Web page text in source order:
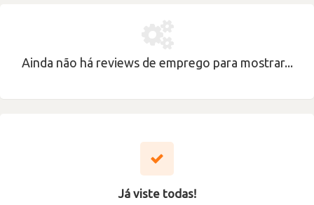
Ainda não há reviews de emprego para mostrar...
Já viste todas!